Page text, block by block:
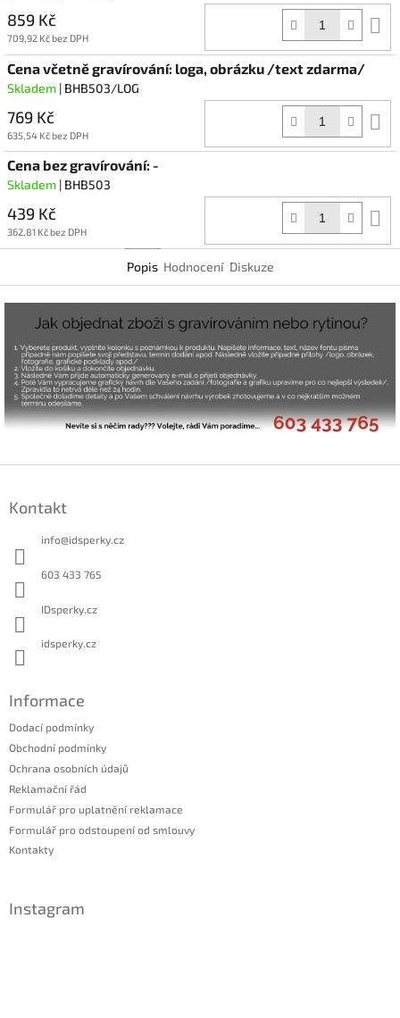
859 Kč
709,92 Kč bez DPH
Cena včetně gravírování: loga, obrázku /text zdarma/
Skladem | BHB503/LOG
769 Kč
635,54 Kč bez DPH
Cena bez gravírování: -
Skladem | BHB503
439 Kč
362,81 Kč bez DPH
Popis Hodnocení Diskuze
Kontakt
info@idsperky.cz
603 433 765
IDsperky.cz
idsperky.cz
Informace
Dodací podmínky
Obchodní podmínky
Ochrana osobních údajů
Reklamační řád
Formulář pro uplatnění reklamace
Formulář pro odstoupení od smlouvy
Kontakty
Instagram